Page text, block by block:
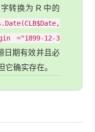
转换为 R 中的
="1899-12-3
日期有效并且必
它确实存在。